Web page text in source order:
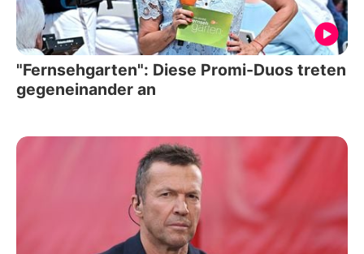
"Fernsehgarten": Diese Promi-Duos treten
gegeneinander an